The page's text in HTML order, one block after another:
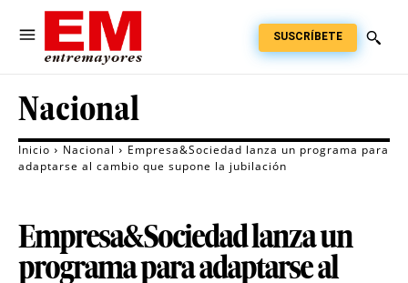
SUSCRÍBETE
Nacional
Inicio Nacional
Empresa&Sociedad lanza un programa para
adaptarse al cambio que supone la jubilación
Empresa&Sociedad lanza un
programa para adaptarse al